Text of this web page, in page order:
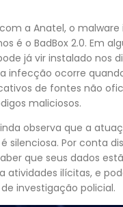
a Anatel, o
é o BadBox 2.0. Em
já vir instalado nos
infecção ocorre
de fontes não
maliciosos.
observa que a
silenciosa. Por conta
que seus dados
atividades ilícitas, e
investigação policial.